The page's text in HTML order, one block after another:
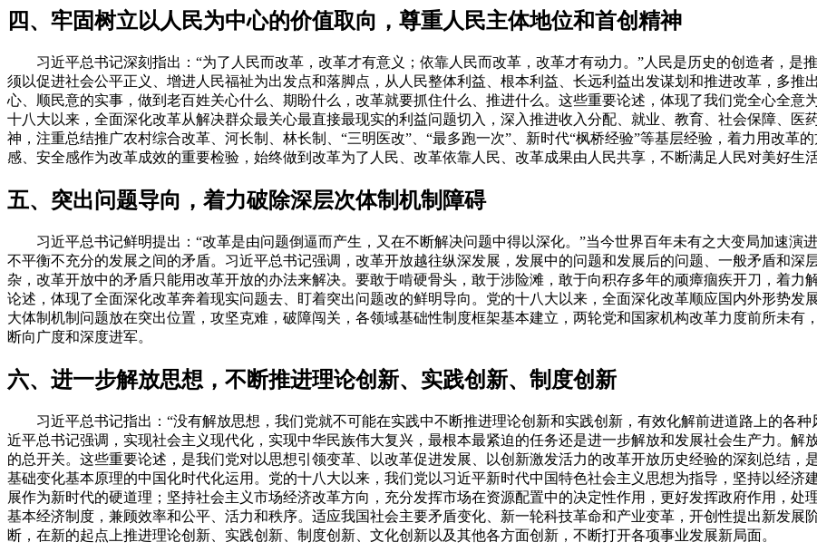
四、牢固树立以人民为中心的价值取向，尊重人民主体地位和首创精神
习近平总书记深刻指出：“为了人民而改革，改革才有意义；依靠人民而改革，改革才有动力。”人民是历史的创造者，是
须以促进社会公平正义、增进人民福祉为出发点和落脚点，从人民整体利益、根本利益、长远利益出发谋划和推进改革，多推
心、顺民意的实事，做到老百姓关心什么、期盼什么，改革就要抓住什么、推进什么。这些重要论述，体现了我们党全心全意
十八大以来，全面深化改革从解决群众最关心最直接最现实的利益问题切入，深入推进收入分配、就业、教育、社会保障、
神，注重总结推广农村综合改革、河长制、林长制、“三明医改”、“最多跑一次”、新时代“枫桥经验”等基层经验，着力用改革
感、安全感作为改革成效的重要检验，始终做到改革为了人民、改革依靠人民、改革成果由人民共享，不断满足人民对美好生活
五、突出问题导向，着力破除深层次体制机制障碍
习近平总书记鲜明提出：“改革是由问题倒逼而产生，又在不断解决问题中得以深化。”当今世界百年未有之大变局加速演
不平衡不充分的发展之间的矛盾。习近平总书记强调，改革开放越往纵深发展，发展中的问题和发展后的问题、一般矛盾和深
杂，改革开放中的矛盾只能用改革开放的办法来解决。要敢于啃硬骨头，敢于涉险滩，敢于向积存多年的顽瘴痼疾开刀，着
论述，体现了全面深化改革奔着现实问题去、盯着突出问题改的鲜明导向。党的十八大以来，全面深化改革顺应国内外形势
大体制机制问题放在突出位置，攻坚克难，破障闯关，各领域基础性制度框架基本建立，两轮党和国家机构改革力度前所未
断向广度和深度进军。
六、进一步解放思想，不断推进理论创新、实践创新、制度创新
习近平总书记指出：“没有解放思想，我们党就不可能在实践中不断推进理论创新和实践创新，有效化解前进道路上的各种
近平总书记强调，实现社会主义现代化，实现中华民族伟大复兴，最根本最紧迫的任务还是进一步解放和发展社会生产力。解
的总开关。这些重要论述，是我们党对以思想引领变革、以改革促进发展、以创新激发活力的改革开放历史经验的深刻总结
基础变化基本原理的中国化时代化运用。党的十八大以来，我们党以习近平新时代中国特色社会主义思想为指导，坚持以经济
展作为新时代的硬道理；坚持社会主义市场经济改革方向，充分发挥市场在资源配置中的决定性作用，更好发挥政府作用，处
基本经济制度，兼顾效率和公平、活力和秩序。适应我国社会主要矛盾变化、新一轮科技革命和产业变革，开创性提出新发
断，在新的起点上推进理论创新、实践创新、制度创新、文化创新以及其他各方面创新，不断打开各项事业发展新局面。